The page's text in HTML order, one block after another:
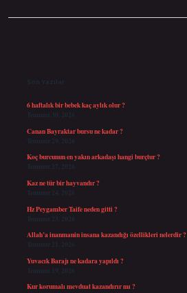
Son Yazılar
6 haftalık bir bebek kaç aylık olur ?
Temmuz 30, 2026
Canan Bayraktar bursu ne kadar ?
Temmuz 29, 2026
Koç burcunun en yakın arkadaşı hangi burçtur ?
Temmuz 27, 2026
Kaz ne tür bir hayvandır ?
Temmuz 24, 2026
Hz Peygamber Taife neden gitti ?
Temmuz 23, 2026
Allah’a inanmanin insana kazandığı özellikleri nelerdir ?
Temmuz 21, 2026
Yuvacık Barajı ne kadara yapıldı ?
Temmuz 19, 2026
Kur korumalı mevduat kazandırır mı ?